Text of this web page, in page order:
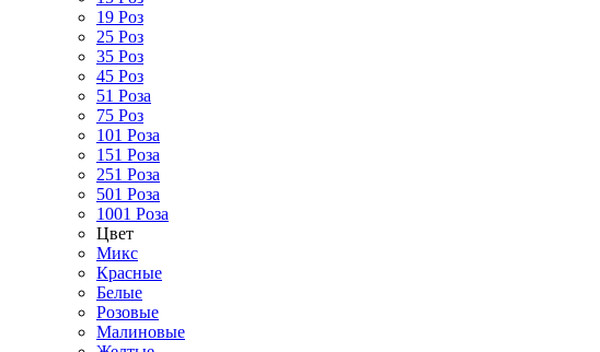
19 Роз
25 Роз
35 Роз
45 Роз
51 Роза
75 Роз
101 Роза
151 Роза
251 Роза
501 Роза
1001 Роза
Цвет
Микс
Красные
Белые
Розовые
Малиновые